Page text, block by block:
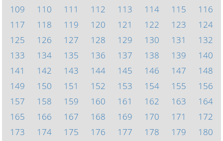
109
110 111 112 113 114 115
116
117
118 119 120 121 122 123
124
125
126 127 128 129 130 131
132
133
134 135 136 137 138 139
140
141
142 143 144 145 146 147
148
149
150 151 152 153 154 155
156
157
158 159 160 161 162 163
164
165
166 167 168 169 170 171
172
173
174 175 176 177 178 179
180